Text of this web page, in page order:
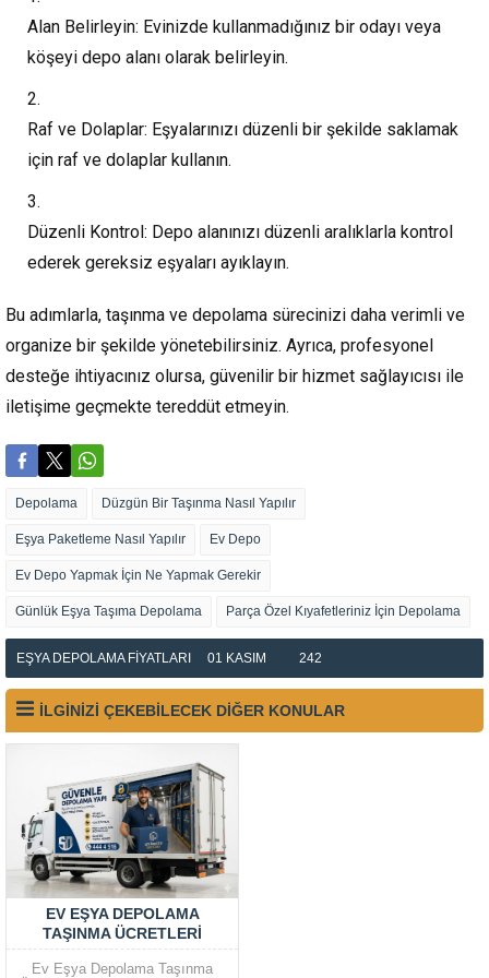
Alan Belirleyin: Evinizde kullanmadığınız bir odayı veya
köşeyi depo alanı olarak belirleyin.
Raf ve Dolaplar: Eşyalarınızı düzenli bir şekilde saklamak
için raf ve dolaplar kullanın.
Düzenli Kontrol: Depo alanınızı düzenli aralıklarla kontrol
ederek gereksiz eşyaları ayıklayın.
Bu adımlarla, taşınma ve depolama sürecinizi daha verimli ve
organize bir şekilde yönetebilirsiniz. Ayrıca, profesyonel
desteğe ihtiyacınız olursa, güvenilir bir hizmet sağlayıcısı ile
iletişime geçmekte tereddüt etmeyin.
Depolama Düzgün Bir Taşınma Nasıl Yapılır
Eşya Paketleme Nasıl Yapılır Ev Depo
Ev Depo Yapmak İçin Ne Yapmak Gerekir
Günlük Eşya Taşıma Depolama Parça Özel Kıyafetleriniz İçin Depolama
EŞYA DEPOLAMA FIYATLARI 01 KASIM 242
İLGİNİZİ ÇEKEBİLECEK DİĞER KONULAR
EV EŞYA DEPOLAMA
TAŞINMA ÜCRETLERI
Ev Eşya Depolama Taşınma